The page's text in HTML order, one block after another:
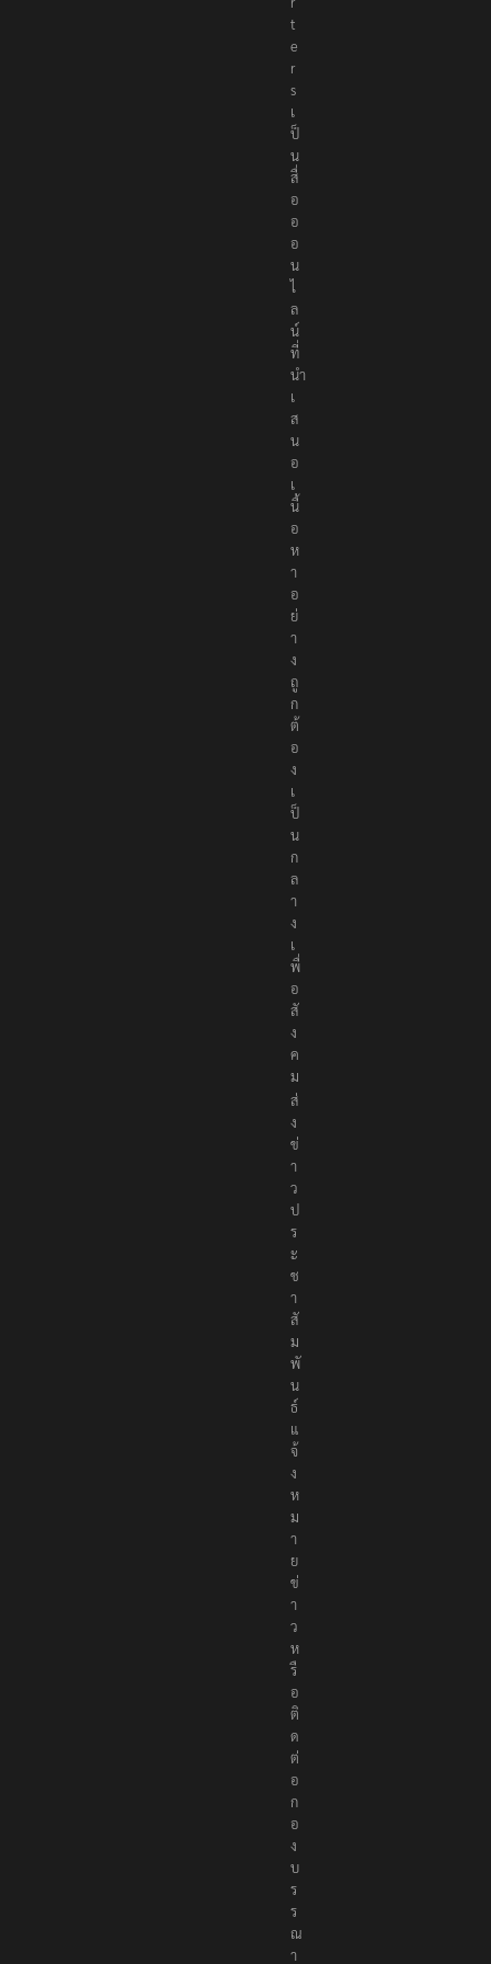
t
e
r
s
เ
ป็
น
สื่
อ
อ
อ
น
ไ
ล
น์
ที่
นำ
เ
ส
น
อ
เ
นื้
อ
ห
า
อ
ย่
า
ง
ถู
ก
ต้
อ
ง
เ
ป็
น
ก
ล
า
ง
เ
พื่
อ
สั
ง
ค
ม
ส่
ง
ข่
า
ว
ป
ร
ะ
ช
า
สั
ม
พั
น
ธ์
แ
จ้
ง
ห
ม
า
ย
ข่
า
ว
ห
รื
อ
ติ
ด
ต่
อ
ก
อ
ง
บ
ร
ร
ณ
า